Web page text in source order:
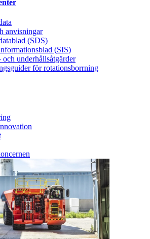
anvisningar
(SDS)
(SIS)
och underhållsåtgärder
för rotationsborrning